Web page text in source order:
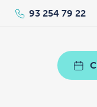
93 254 79 22